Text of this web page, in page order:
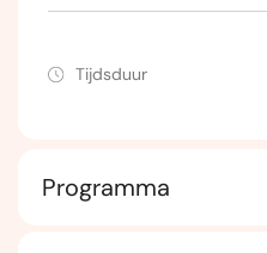
Tijdsduur
Programma